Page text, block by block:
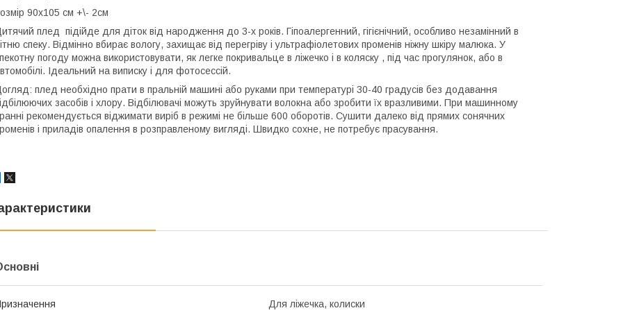
90х105 см +\- 2см
плед підійде для діток від народження до 3-х років. Гіпоалергенний, гігієнічний, особливо незамінний в
спеку. Відмінно вбирає вологу, захищає від перегріву і ультрафіолетових променів ніжну шкіру малюка. У
погоду можна використовувати, як легке покривальце в ліжечко і в коляску , під час прогулянок, або в
Ідеальний на виписку і для фотосессій.
плед необхідно прати в пральній машині або руками при температурі 30-40 градусів без додавання
засобів і хлору. Відбілювачі можуть зруйнувати волокна або зробити їх вразливими. При машинному
рекомендується віджимати виріб в режимі не більше 600 оборотів. Сушити далеко від прямих сонячних
і приладів опалення в розправленому вигляді. Швидко сохне, не потребує прасування.
Для ліжечка, колиски